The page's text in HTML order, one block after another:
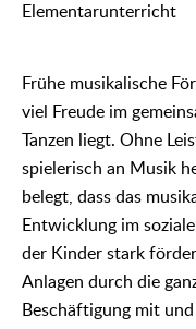
Elementarunterricht
Frühe musikalische
viel Freude im
Tanzen liegt. Ohne
spielerisch an Musik
belegt, dass das
Entwicklung im
der Kinder stark
Anlagen durch die
Beschäftigung mit